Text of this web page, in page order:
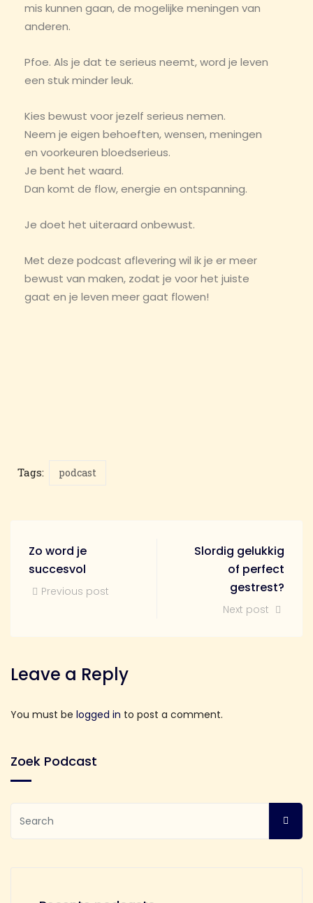
mis kunnen gaan, de mogelijke meningen van
anderen.
Pfoe. Als je dat te serieus neemt, word je leven
een stuk minder leuk.
Kies bewust voor jezelf serieus nemen.
Neem je eigen behoeften, wensen, meningen
en voorkeuren bloedserieus.
Je bent het waard.
Dan komt de flow, energie en ontspanning.
Je doet het uiteraard onbewust.
Met deze podcast aflevering wil ik je er meer
bewust van maken, zodat je voor het juiste
gaat en je leven meer gaat flowen!
Tags: podcast
Zo word je
succesvol
Previous post
Slordig gelukkig
of perfect
gestrest?
Next post
Leave a Reply
You must be logged in to post a comment.
Zoek Podcast